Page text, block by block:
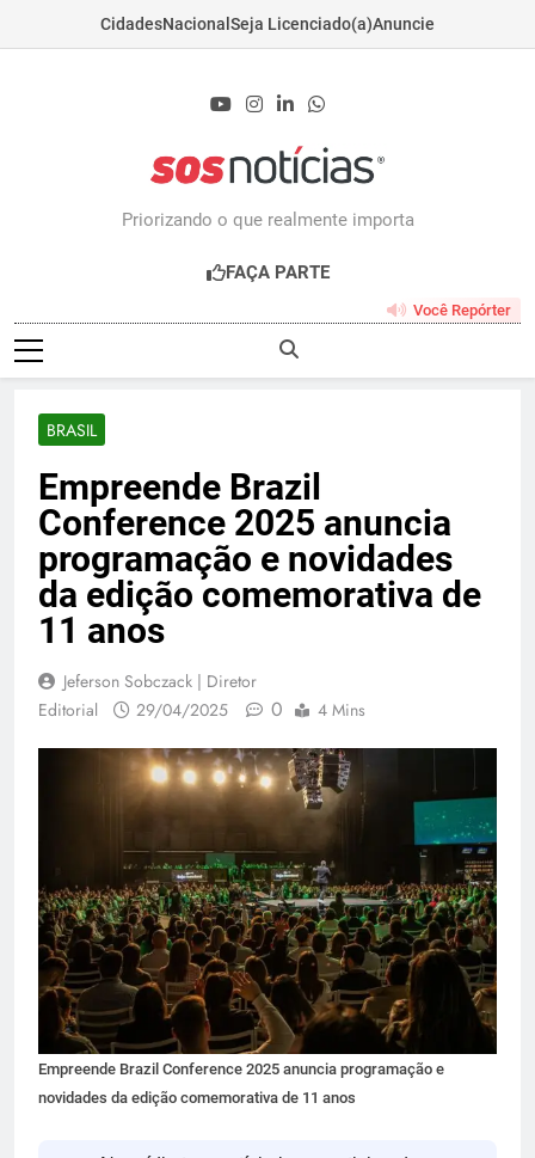
CidadesNacional Seja Licenciado(a)Anuncie
Priorizando o que realmente importa
FAÇA PARTE
Você Repórter
BRASIL
Empreende Brazil
Conference 2025 anuncia
programação e novidades
da edição comemorativa de
11 anos
Jeferson Sobczack | Diretor
Editorial
29/04/2025 0 4 Mins
Empreende Brazil Conference 2025 anuncia programação e
novidades da edição comemorativa de 11 anos